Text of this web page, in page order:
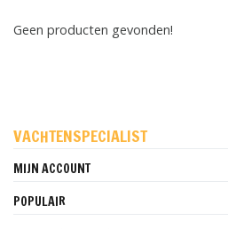
Geen producten gevonden!
VACHTENSPECIALIST
MIJN ACCOUNT
POPULAIR